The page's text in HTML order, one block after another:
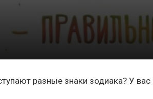
разные знаки зодиака? У вас